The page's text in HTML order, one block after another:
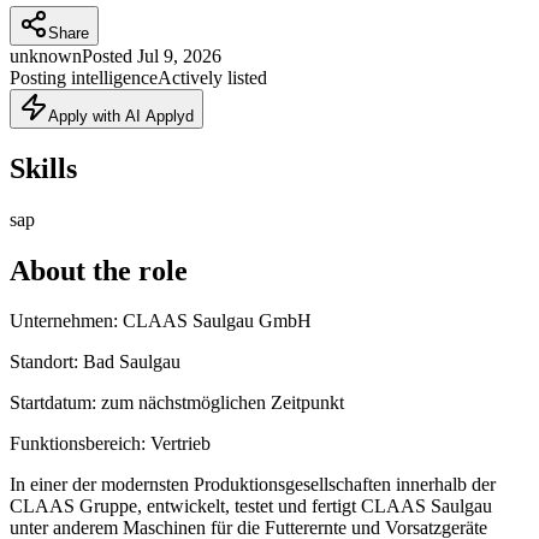
Share
unknownPosted Jul 9, 2026
Posting intelligenceActively listed
Apply with AI Applyd
Skills
sap
About the role
Unternehmen: CLAAS Saulgau GmbH
Standort: Bad Saulgau
Startdatum: zum nächstmöglichen Zeitpunkt
Funktionsbereich: Vertrieb
In einer der modernsten Produktionsgesellschaften innerhalb der
CLAAS Gruppe, entwickelt, testet und fertigt CLAAS Saulgau
unter anderem Maschinen für die Futterernte und Vorsatzgeräte